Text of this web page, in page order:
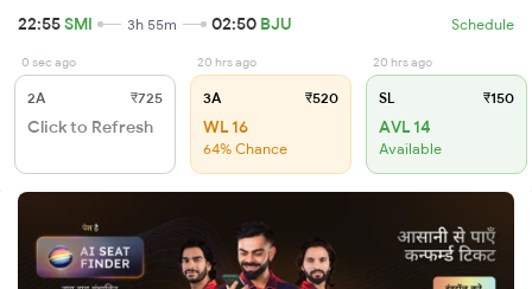
22:55SMI 3h 55m 02:50 BJU Schedule
0 sec ago
2A ₹725
Click to Refresh
20 hrs ago
3A ₹520
WL 16
64% Chance
20 hrs ago
SL ₹150
AVL 14
Available